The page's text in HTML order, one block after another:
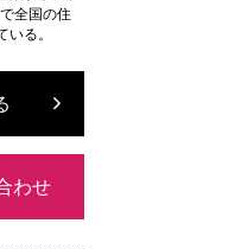
で全国の住
る。
わせ